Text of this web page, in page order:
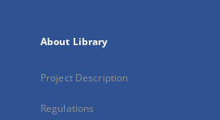
About Library
Project Description
Regulations